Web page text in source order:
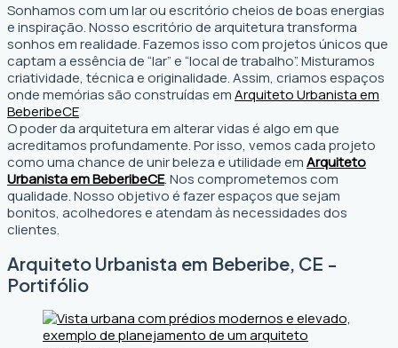
Sonhamos com um lar ou escritório cheios de boas energias
e inspiração. Nosso escritório de arquitetura transforma
sonhos em realidade. Fazemos isso com projetos únicos que
captam a essência de “lar” e “local de trabalho”. Misturamos
criatividade, técnica e originalidade. Assim, criamos espaços
onde memórias são construídas emArquiteto Urbanista em
BeberibeCE
O poder da arquitetura em alterar vidas é algo em que
acreditamos profundamente. Por isso, vemos cada projeto
como uma chance de unir beleza e utilidade emArquiteto
Urbanista em BeberibeCE. Nos comprometemos com
qualidade. Nosso objetivo é fazer espaços que sejam
bonitos, acolhedores e atendam às necessidades dos
clientes.
Arquiteto Urbanista em Beberibe, CE -
Portifólio